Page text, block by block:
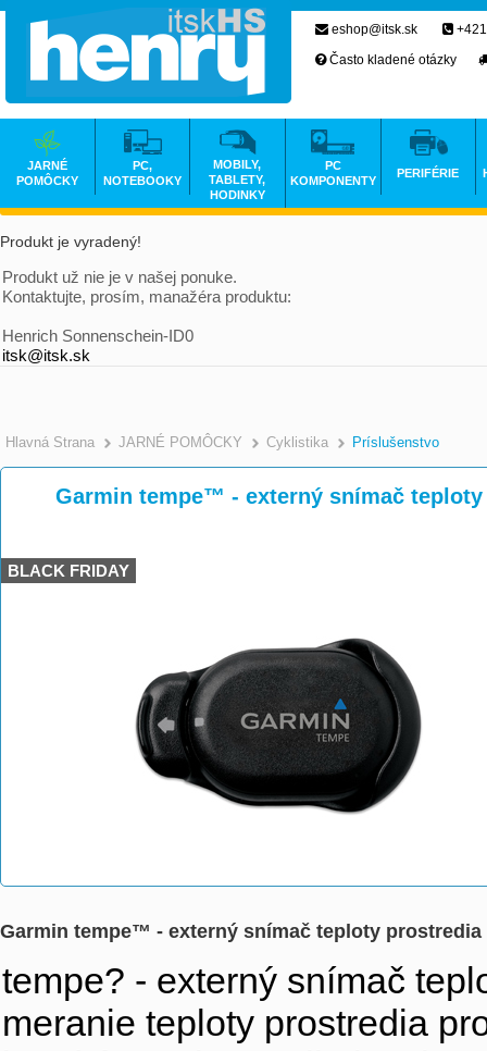
Produkt je vyradený!
Produkt už nie je v našej ponuke.
Kontaktujte, prosím, manažéra produktu:
Henrich Sonnenschein-ID0
itsk@itsk.sk
Hlavná Strana >
JARNÉ POMÔCKY >
Cyklistika >
Príslušenstvo
Garmin tempe™ - externý snímač teploty
BLACK FRIDAY
Garmin tempe™ - externý snímač teploty prostredia
tempe? - externý snímač
meranie teploty prostredia
eshop@itsk.sk
Často kladené otázky
JARNÉ
POMÔCKY
PC,
NOTEBOOKY
MOBILY,
TABLETY,
HODINKY
PC
KOMPONENTY
PERIFÉRIE